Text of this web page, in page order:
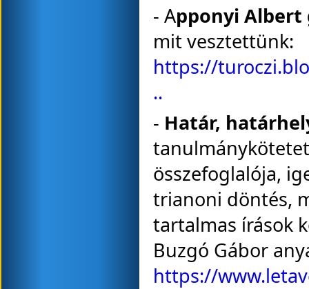
- Apponyi Albert
mit vesztettünk:
https://
..
- Határ,
összefoglalója,
trianoni döntés,
tartalmas írások
Buzgó Gábor
https://